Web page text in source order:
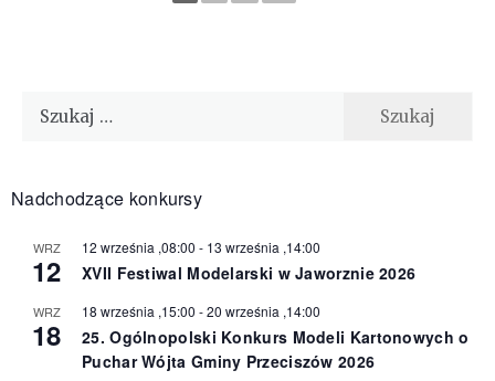
Szukaj:
Nadchodzące konkursy
WRZ
12
12 września ,08:00 - 13 września ,14:00
XVII Festiwal Modelarski w Jaworznie 2026
WRZ
18
18 września ,15:00 -20 września ,14:00
25. Ogólnopolski Konkurs Modeli Kartonowych o
Puchar Wójta Gminy Przeciszów 2026